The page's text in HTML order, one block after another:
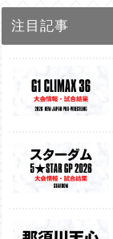
注目記事